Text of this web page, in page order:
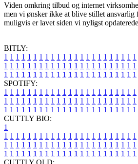
Viden omkring tilbud og internet
men vi ønsker ikke at blive stillet ansvarlig
muligvis er lavet siden vi nyligst
BITLY:
1 1 1 1 1 1 1 1 1 1 1 1 1 1 1 1 1 1 1 1 1 1 1
1 1 1 1 1 1 1 1 1 1 1 1 1 1 1 1 1 1 1 1 1 1 1
1 1 1 1 1 1 1 1 1 1 1 1 1 1 1 1 1 1 1 1 1 1 1
SPOTIFY:
1 1 1 1 1 1 1 1 1 1 1 1 1 1 1 1 1 1 1 1 1 1 1
1 1 1 1 1 1 1 1 1 1 1 1 1 1 1 1 1 1 1 1 1 1 1
1 1 1 1 1 1 1 1 1 1 1 1 1 1 1 1 1 1 1 1 1 1 1
CUTTLY BIO:
1
1 1 1 1 1 1 1 1 1 1 1 1 1 1 1 1 1 1 1 1 1 1 1
1 1 1 1 1 1 1 1 1 1 1 1 1 1 1 1 1 1 1 1 1 1 1
1 1 1 1 1 1 1 1 1 1 1 1 1 1 1 1 1 1 1 1 1 1 1
CUTTLY OLD: